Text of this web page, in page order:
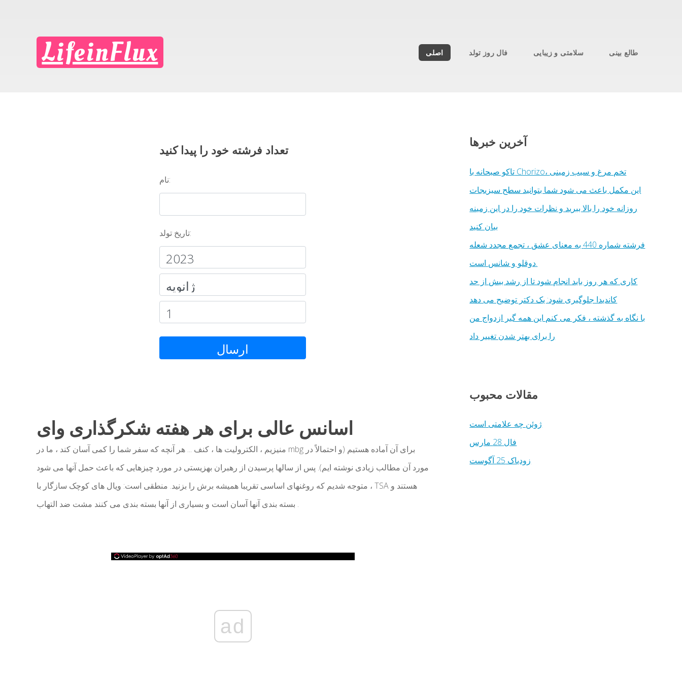
LifeinFlux اصلی فال روز تولد سلامتی و زیبایی طالع بینی
تعداد فرشته خود را پیدا کنید
نام:
تاریخ تولد:
ارسال
اسانس عالی برای هر هفته شکرگذاری وای
منیزیم ، الکترولیت ها ، کنف ... هر آنچه که سفر شما را کمی آسان کند ، ما در mbg برای آن آماده هستیم (و احتمالاً در
مورد آن مطالب زیادی نوشته ایم). پس از سالها پرسیدن از رهبران بهزیستی در مورد چیزهایی که باعث حمل آنها می شود
، متوجه شدیم که روغنهای اساسی تقریبا همیشه برش را بزنید. منطقی است: ویال های کوچک سازگار با TSA هستند و
بسته بندی آنها آسان است و بسیاری از آنها بسته بندی می کنند مشت ضد التهاب .
ad
آخرین خبرها
تاکو صبحانه با Chorizo، تخم مرغ و سیب زمینی
این مکمل باعث می شود شما بتوانید سطح سبزیجات
روزانه خود را بالا ببرید و نظرات خود را در این زمینه
بیان کنید
فرشته شماره 440 به معنای عشق ، تجمع مجدد شعله
دوقلو و شانس است.
کاری که هر روز باید انجام شود تا از رشد بیش از حد
کاندیدا جلوگیری شود: یک دکتر توضیح می دهد
با نگاه به گذشته ، فکر می کنم این همه گیر ازدواج من
را برای بهتر شدن تغییر داد
مقالات محبوب
ژوئن چه علامتی است
فال 28 مارس
زودیاک 25 آگوست